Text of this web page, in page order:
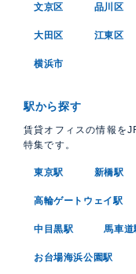
文京区 品川区
大田区 江東区
横浜市
駅から探す
賃貸オフィスの情報を
特集です。
東京駅 新橋駅
高輪ゲートウェイ駅
中目黒駅 馬車道
お台場海浜公園駅